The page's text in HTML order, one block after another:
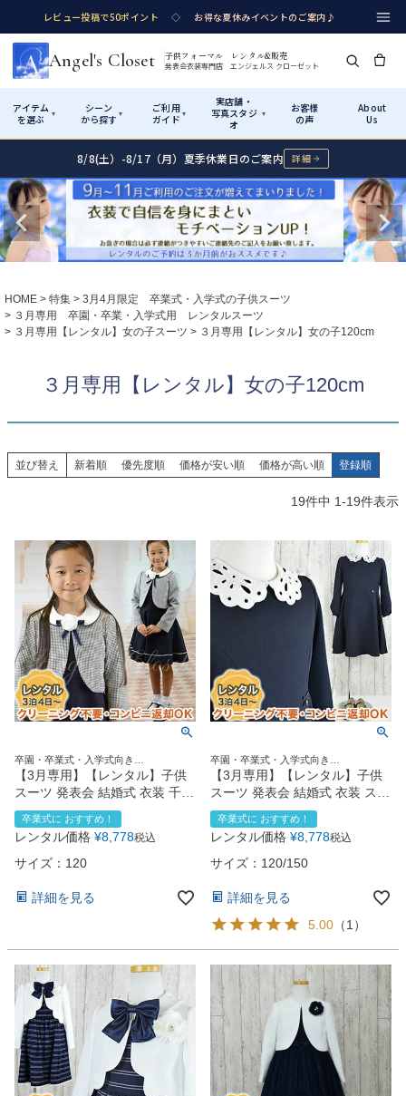
レビュー投稿で50ポイント ◇ お得な夏休みイベントのご案内♪
Angel's Closet 子供フォーマル レンタル&販売
発表会衣装専門店 エンジェルス クローゼット
アイテム
を選ぶ
▾
シーン
から探す ▾
ご利用
ガイド ▾
実店舗・
写真スタジ
オ
▾
お客様
の声
About
Us
Shop by Category アイテムから探す
カテゴリ詳細→ サイズで選ぶ→
Rental レンタル
女の子ドレス
七五三着物 シューズ
アウター レディース
販売
コスチューム
インナー・パニエ アクセサリー
ジュエリー 音楽雑貨
Shop by Occasion シーンから探す
性別・サイズで絞り込む→
発表会・コンクール 結婚式
Graduation & Entrance
卒業式・入学式
きちんと感のあるフォーマル
七五三
3歳・5歳・7歳の晴れの日
How It Works ご利用ガイド
Startはじめに
01
レンタル・販売の入口
02 サイズの選び方
Angel's Closetについて
Rentalレンタル
レンタルの流れ
4ステップで簡単
06 あんしんパック
汚れ・キズ・破損の補償
Buy & Supportご購入・サポート
07 販売・共通のご案内
08 送料・お支払い
送料・決済方法
09 お問い合わせ
電話・メール・LINE
Visit Us 実店舗・写真スタジオ
Atelier
〒 茨城県土浦市大町14-16-1F
営業 10:00–18:00（完全予約制）
定休 月曜日
店舗を予約する →
写真スタジオ APS
Angel's Photo Studio
対応 七五三・発表会・記念撮影
予約 Web または お電話
特典 ヘアメイク・着付け
8/8(土）-8/17（月）夏季休業日のご案内 詳細
HOME 特集
3月4月限定 卒業式・入学式の子供スーツ
３月専用 卒園・卒業・入学式用 レンタルスーツ
３月専用【レンタル】女の子スーツ
３月専用【レンタル】女の子120cm
３月専用【レンタル】女の子120cm
並び替え 新着順 優先度順 価格が安い順 価格が高い順 登録順
19件中 1-19件表示
卒園・卒業式・入学式向き
120size130size
【3月専用】【レンタル】子供
スーツ 発表会 結婚式 衣装 千鳥
格子ネイビーアンサンブル
（CAT879301）【CHOPIN】
【入学式 女の子 スーツ ワンピ
ース 清楚 人気 ブランド おすす
お受験 】【即日発送可】 紺
卒業式に おすすめ！
レンタル価格 ¥8,778税込
サイズ：120
詳細を見る
卒園・卒業式・入学式向き
120size130size140size150size
【3月専用】【レンタル】子供
スーツ 発表会 結婚式 衣装 スカ
ラップレース襟パフスリーブフ
レアワンピース
（CAT889548）【CHOPIN】
【入学式 女の子 ワンピース お
上品 紺 ネイビー 卒園式 お受験
】150cm
卒業式に おすすめ！
レンタル価格 ¥8,778税込
サイズ：120/150
詳細を見る
5.00 （1 ）